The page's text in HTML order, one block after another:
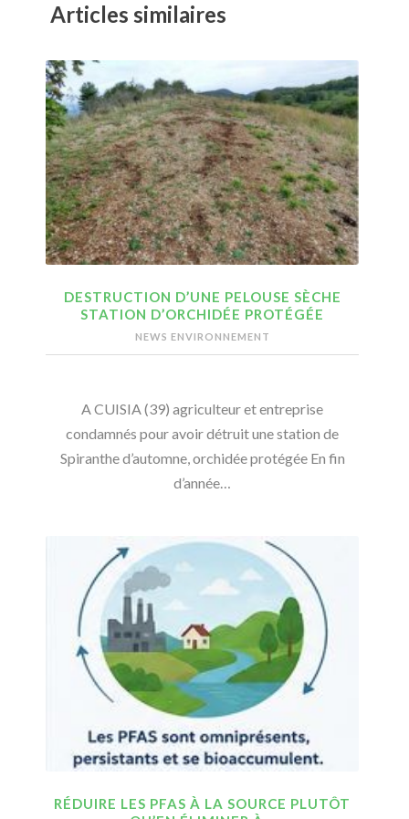
Articles similaires
DESTRUCTION D’UNE PELOUSE SÈCHE
STATION D’ORCHIDÉE PROTÉGÉE
NEWS ENVIRONNEMENT
A CUISIA (39) agriculteur et entreprise
condamnés pour avoir détruit une station de
Spiranthe d’automne, orchidée protégée En fin
d’année…
RÉDUIRE LES PFAS À LA SOURCE PLUTÔT